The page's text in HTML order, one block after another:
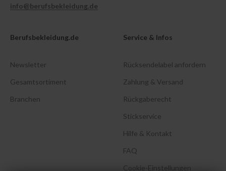
info@berufsbekleidung.de
Berufsbekleidung.de
Newsletter
Gesamtsortiment
Branchen
Service & Infos
Rücksendelabel anfordern
Zahlung & Versand
Rückgaberecht
Stickservice
Hilfe & Kontakt
FAQ
Cookie-Einstellungen